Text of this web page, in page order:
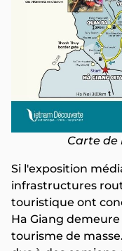
Carte de
Si l'exposition
infrastructures
touristique ont
Ha Giang
tourisme de